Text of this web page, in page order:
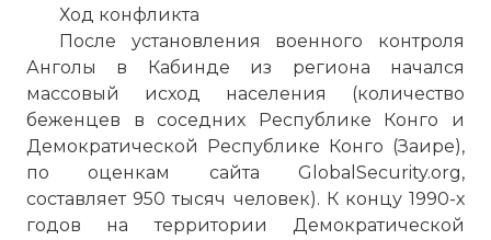
Ход конфликта
После установления военного контроля
Анголы в Кабинде из региона начался
массовый исход населения (количество
беженцев в соседних Республике Конго и
Демократической Республике Конго (Заире),
по оценкам сайта GlobalSecurity.org,
составляет 950 тысяч человек). К концу 1990-х
годов на территории Демократической